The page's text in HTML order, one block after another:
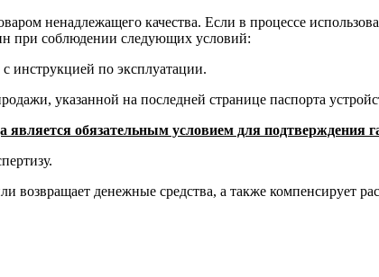
ненадлежащего качества. Если в процессе
при соблюдении следующих условий:
инструкцией по эксплуатации.
указанной на последней странице паспорта
обязательным условием для подтверждения
возвращает денежные средства, а также компенсирует